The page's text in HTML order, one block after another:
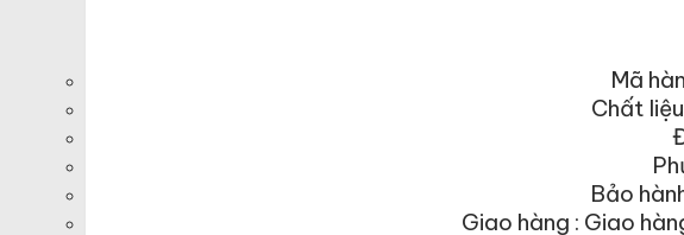
Mã
Chất
Bảo
Giao hàng : Giao